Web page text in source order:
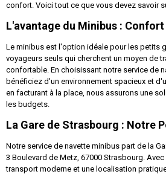
confort. Voici tout ce que vous devez savoir
L'avantage du Minibus :
Le minibus est l'option idéale pour les petits
voyageurs seuls qui cherchent un moyen de
confortable. En choisissant notre service de
bénéficiez d'un environnement spacieux et
en facturant à la place, nous assurons une
les budgets.
La Gare de Strasbourg : Notre
Notre service de navette minibus part de la
3 Boulevard de Metz, 67000 Strasbourg.
transport moderne et une localisation